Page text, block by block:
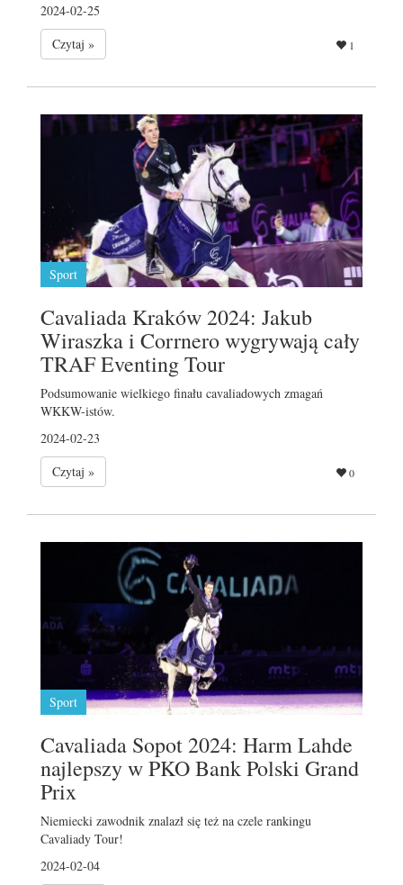
2024-02-25
Czytaj »
1
Sport
Cavaliada Kraków 2024: Jakub
Wiraszka i Corrnero wygrywają cały
TRAF Eventing Tour
Podsumowanie wielkiego finału cavaliadowych zmagań
WKKW-istów.
2024-02-23
Czytaj »
0
Sport
Cavaliada Sopot 2024: Harm Lahde
najlepszy w PKO Bank Polski Grand
Prix
Niemiecki zawodnik znalazł się też na czele rankingu
Cavaliady Tour!
2024-02-04